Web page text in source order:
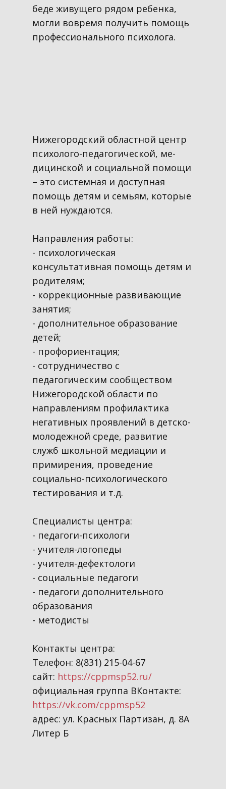
беде живущего рядом ребенка,
могли вовремя получить помощь
профессионального психолога.
Нижегородский областной центр
пси­холо­го-пе­даго­гичес­кой, ме­
дицин­ской и со­ци­аль­ной по­мощи
– это системная и доступная
помощь детям и семьям, которые
в ней нуждаются.
Направления работы:
- психологическая
консультативная помощь детям и
родителям;
- коррекционные развивающие
занятия;
- дополнительное образование
детей;
- профориентация;
- сотрудничество с
педагогическим сообществом
Нижегородской области по
направлениям профилактика
негативных проявлений в детско-
молодежной среде, развитие
служб школьной медиации и
примирения, проведение
социально-психологического
тестирования и т.д.
Специалисты центра:
- педагоги-психологи
- учителя-логопеды
- учителя-дефектологи
- социальные педагоги
- педагоги дополнительного
образования
- методисты
Контакты центра:
Телефон: 8(831) 215-04-67
сайт: https://cppmsp52.ru/
официальная группа ВКонтакте:
https://vk.com/cppmsp52
адрес: ул. Красных Партизан, д. 8А
Литер Б